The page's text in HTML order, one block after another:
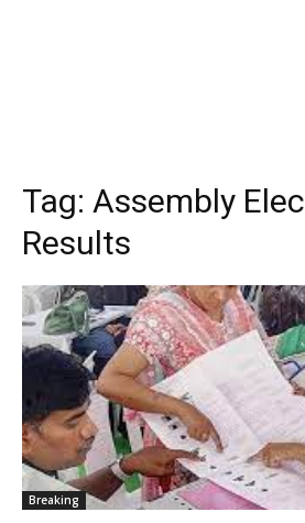
Tag: Assembly
Results
Breaking